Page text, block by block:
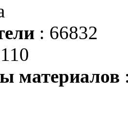
: 66832
материалов